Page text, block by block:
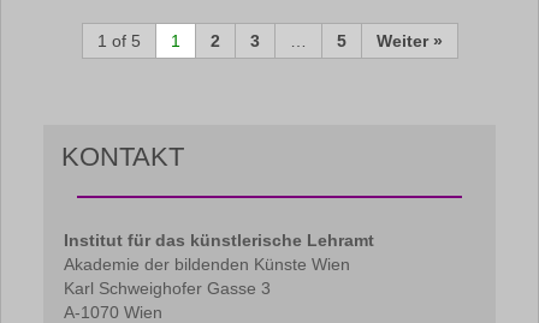
1 of 5 1 2 3 5 Weiter »
KONTAKT
Institut für das künstlerische Lehramt
Akademie der bildenden Künste Wien
Karl Schweighofer Gasse 3
A-1070 Wien